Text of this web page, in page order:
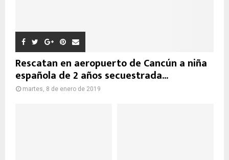
Rescatan en aeropuerto de Cancún a niña
española de 2 años secuestrada...
martes, 8 de enero de 2019